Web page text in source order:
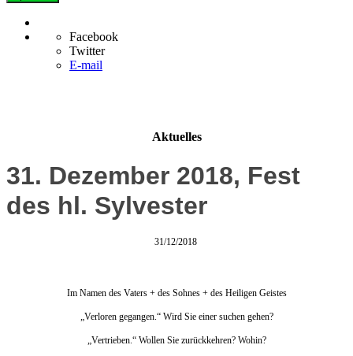
Facebook
Twitter
E-mail
Aktuelles
31. Dezember 2018, Fest
des hl. Sylvester
31/12/2018
Im Namen des Vaters + des Sohnes + des Heiligen Geistes
„Verloren gegangen.“ Wird Sie einer suchen gehen?
„Vertrieben.“ Wollen Sie zurückkehren? Wohin?